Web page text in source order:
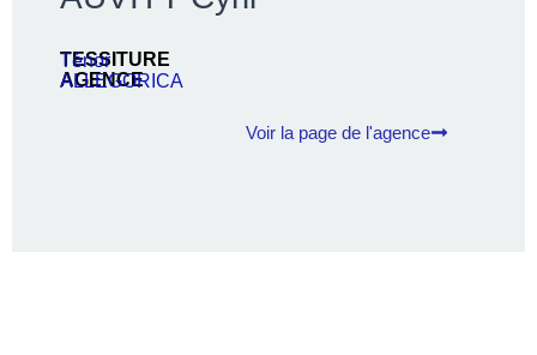
TESSITURE
Ténor
AGENCE
ALLEGORICA
Voir la page de l'agence